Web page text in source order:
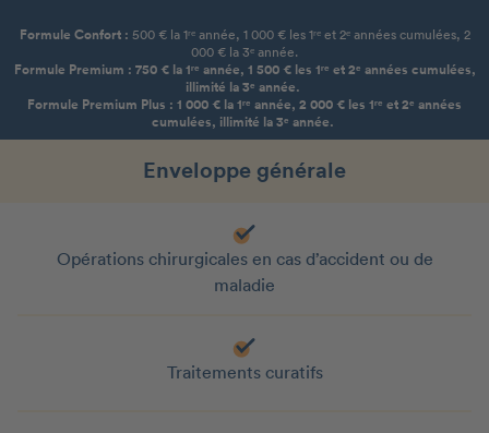
Formule Confort : 500 € la 1ʳᵉ année, 1 000 € les 1ʳᵉ et 2ᵉ années cumulées, 2
000 € la 3ᵉ année.
Formule Premium : 750 € la 1ʳᵉ année, 1 500 € les 1ʳᵉ et 2ᵉ années cumulées,
illimité la 3ᵉ année.
Formule Premium Plus : 1 000 € la 1ʳᵉ année, 2 000 € les 1ʳᵉ et 2ᵉ années
cumulées, illimité la 3ᵉ année.
Enveloppe générale
Opérations chirurgicales en cas d’accident ou de
maladie
Traitements curatifs